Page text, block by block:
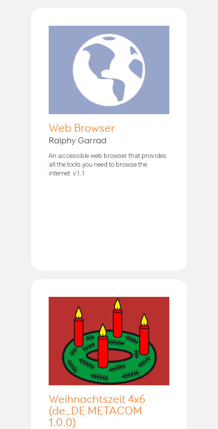
Web Browser
Ralphy Garrad
An accessible web browser that provides
all the tools you need to browse the
internet. v1.1
Weihnachtszeit 4x6
(de_DE METACOM
1.0.0)